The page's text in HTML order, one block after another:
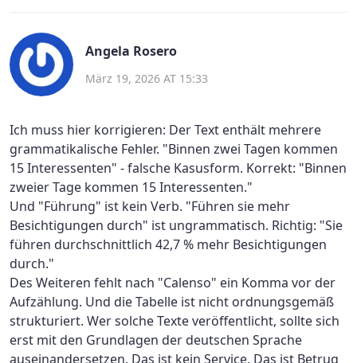
Angela Rosero
März 19, 2026 AT 15:33
Ich muss hier korrigieren: Der Text enthält mehrere
grammatikalische Fehler. "Binnen zwei Tagen kommen
15 Interessenten" - falsche Kasusform. Korrekt: "Binnen
zweier Tage kommen 15 Interessenten."
Und "Führung" ist kein Verb. "Führen sie mehr
Besichtigungen durch" ist ungrammatisch. Richtig: "Sie
führen durchschnittlich 42,7 % mehr Besichtigungen
durch."
Des Weiteren fehlt nach "Calenso" ein Komma vor der
Aufzählung. Und die Tabelle ist nicht ordnungsgemäß
strukturiert. Wer solche Texte veröffentlicht, sollte sich
erst mit den Grundlagen der deutschen Sprache
auseinandersetzen. Das ist kein Service. Das ist Betrug